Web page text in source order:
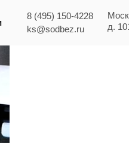
8 (495) 150-4228
ks@sodbez.ru
д.